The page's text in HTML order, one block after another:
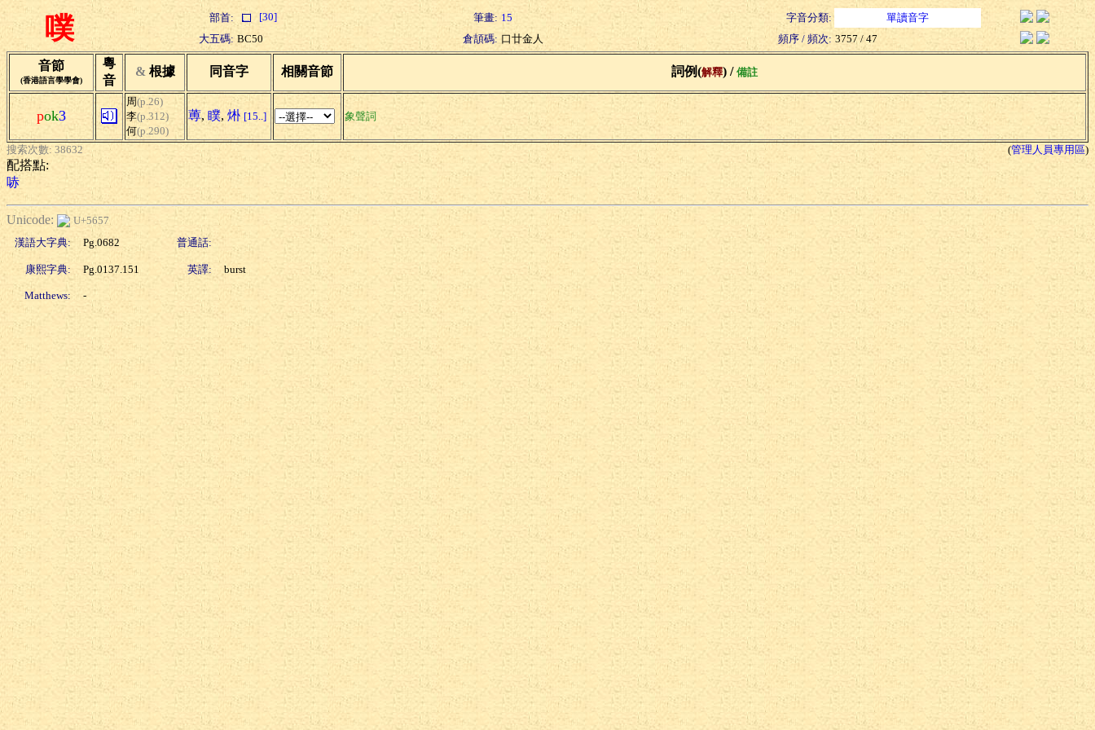
噗 部首: [30] 筆畫: 15 字音分類:
單讀音字
大五碼: BC50 倉頡碼: 口廿金人 頻序 / 頻次: 3757 / 47
音節
(香港語言學學會)
粵
音
& 根據 同音字 相關音節 詞例(解釋) / 備註
pok3
周(p.26)
李(p.312)
何(p.290)
蒪, 瞨, 烞 [15..] 象聲詞
搜索次數: 38632 (管理人員專用區)
配搭點:
哧
Unicode:
U+5657
漢語大字典:
Pg.0682 普通話:
康熙字典: Pg.0137.151 英譯: burst
Matthews: -